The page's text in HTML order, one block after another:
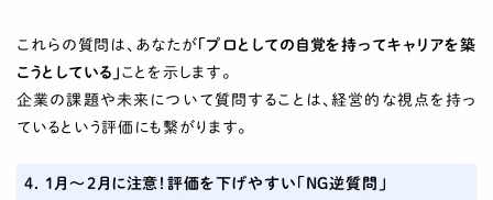
これらの質問は、あなたが
「プロとしての自覚を持ってキャリアを築
こうとしている」 ことを示します。
企業の課題や未来について質問することは、経営的な視点を持っ
ているという評価にも繋がります。
4. 1月〜2月に注意！評価を下げやすい「NG逆質問」